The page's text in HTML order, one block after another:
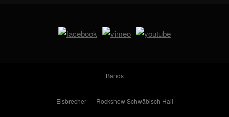
Bands
Eisbrecher Rockshow Schwäbisch Hall